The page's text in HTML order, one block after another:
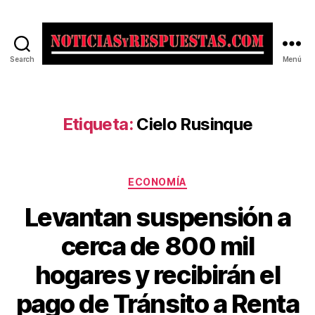
Search Menú
Etiqueta: Cielo Rusinque
Categorías
ECONOMÍA
Levantan suspensión a
cerca de 800 mil
hogares y recibirán el
pago de Tránsito a Renta